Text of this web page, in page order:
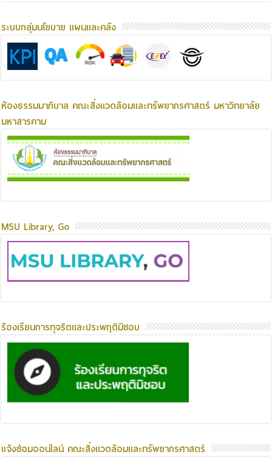
ระบบกลุ่มนโยบาย แผนและคลัง
ห้องธรรมมาภิบาล คณะสิ่งแวดล้อมและทรัพยากรศาสตร์ มหาวิทยาลัย
มหาสารคาม
MSU Library, Go
ร้องเรียนการทุจริตและประพฤติมิชอบ
แจ้งซ่อมออนไลน์ คณะสิ่งแวดล้อมและทรัพยากรศาสตร์